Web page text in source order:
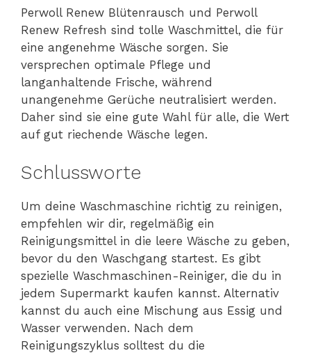
Perwoll Renew Blütenrausch und Perwoll
Renew Refresh sind tolle Waschmittel, die für
eine angenehme Wäsche sorgen. Sie
versprechen optimale Pflege und
langanhaltende Frische, während
unangenehme Gerüche neutralisiert werden.
Daher sind sie eine gute Wahl für alle, die Wert
auf gut riechende Wäsche legen.
Schlussworte
Um deine Waschmaschine richtig zu reinigen,
empfehlen wir dir, regelmäßig ein
Reinigungsmittel in die leere Wäsche zu geben,
bevor du den Waschgang startest. Es gibt
spezielle Waschmaschinen-Reiniger, die du in
jedem Supermarkt kaufen kannst. Alternativ
kannst du auch eine Mischung aus Essig und
Wasser verwenden. Nach dem
Reinigungszyklus solltest du die